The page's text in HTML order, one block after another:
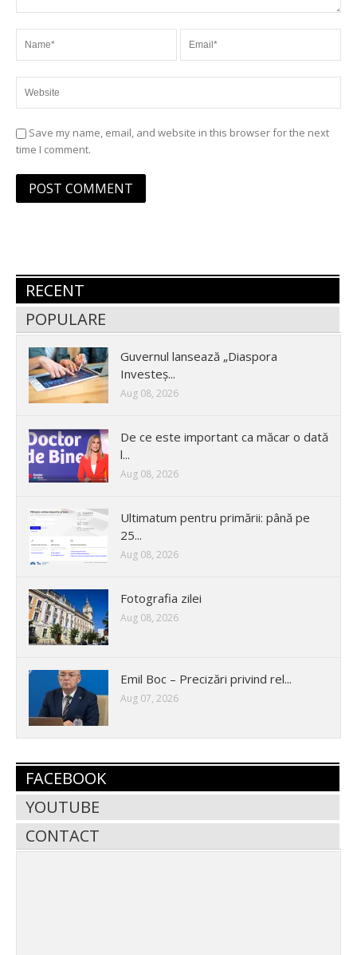
Save my name, email, and website in this browser for the next
time I comment.
RECENT
POPULARE
Guvernul lansează „Diaspora
Investeș...
Aug 08, 2026
De ce este important ca măcar o dată
l...
Aug 08, 2026
Ultimatum pentru primării: până pe
25...
Aug 08, 2026
Fotografia zilei
Aug 08, 2026
Emil Boc – Precizări privind rel...
Aug 07, 2026
FACEBOOK
YOUTUBE
CONTACT